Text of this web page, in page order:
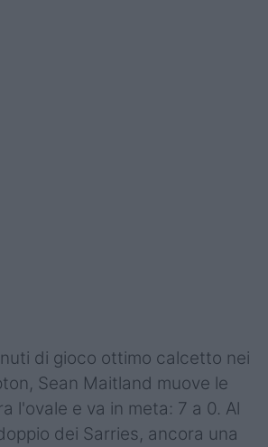
di gioco ottimo calcetto nei
Sean Maitland muove le
l'ovale e va in meta: 7 a 0. Al
dei Sarries, ancora una